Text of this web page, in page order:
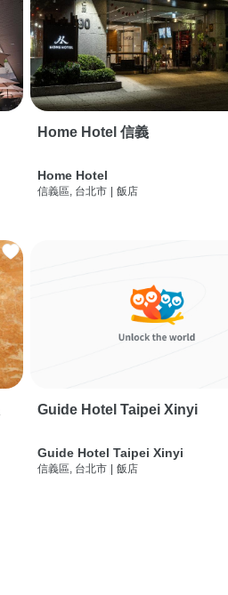
Home Hotel 信義
Home Hotel
信義區, 台北市 飯店
Guide Hotel Taipei Xinyi
Guide Hotel Taipei Xinyi
信義區, 台北市 | 飯店